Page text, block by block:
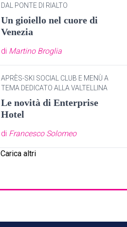
DAL PONTE DI RIALTO
Un gioiello nel cuore di
Venezia
di Martino Broglia
APRÈS-SKI SOCIAL CLUB E MENÙ A
TEMA DEDICATO ALLA VALTELLINA
Le novità di Enterprise
Hotel
di Francesco Solomeo
Carica altri